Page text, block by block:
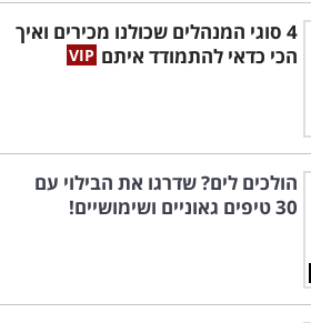
4 סוגי המנהלים שכולנו מכירים ואיך
הכי כדאי להתמודד איתם
הולכים לים? שדרגו את הבילוי עם
30 טיפים גאוניים ושימושיים!